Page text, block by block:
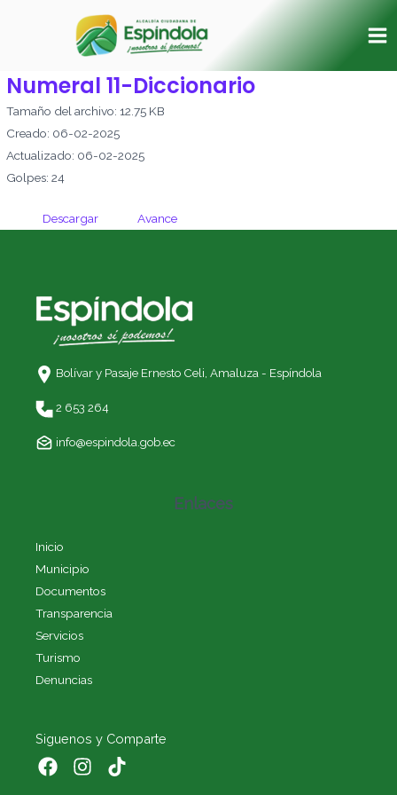
Numeral 11-Diccionario
Tamaño del archivo: 12.75 KB
Creado: 06-02-2025
Actualizado: 06-02-2025
Golpes: 24
Descargar Avance
Bolívar y Pasaje Ernesto Celi, Amaluza - Espíndola
2 653 264
info@espindola.gob.ec
Enlaces
Inicio
Municipio
Documentos
Transparencia
Servicios
Turismo
Denuncias
Siguenos y Comparte